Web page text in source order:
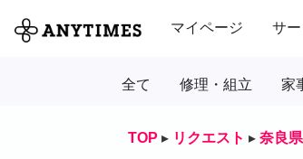
マイページ サ
全て 修理・組立 家
TOP ▸ リクエスト ▸ 奈良県